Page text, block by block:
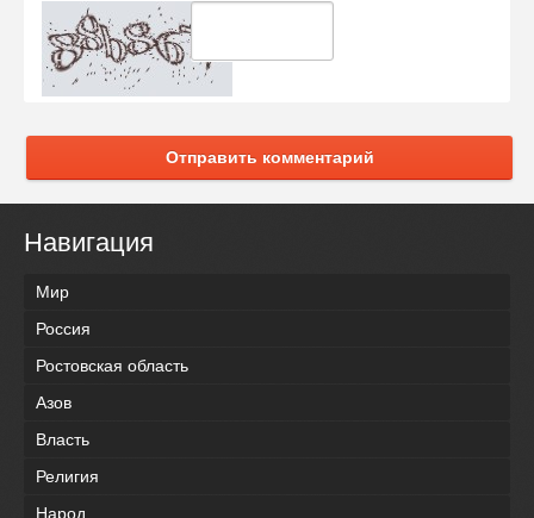
Отправить комментарий
Навигация
Мир
Россия
Ростовская область
Азов
Власть
Религия
Народ